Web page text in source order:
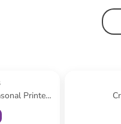
Printed"
Rot